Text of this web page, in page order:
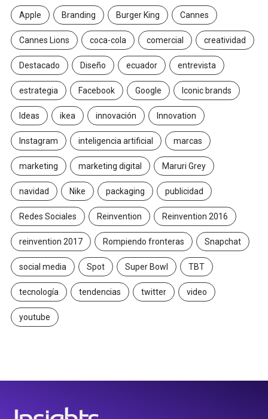
Apple Branding Burger King Cannes
Cannes Lions coca-cola comercial creatividad
Destacado Diseño ecuador entrevista
estrategia Facebook Google Iconic brands
Ideas ikea innovación Innovation
Instagram inteligencia artificial marcas
marketing marketing digital Maruri Grey
navidad Nike packaging publicidad
Redes Sociales Reinvention Reinvention 2016
reinvention 2017 Rompiendo fronteras Snapchat
social media Spot Super Bowl TBT
tecnología tendencias twitter video
youtube